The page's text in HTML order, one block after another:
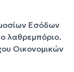
Εσόδων
λαθρεμπόριο.
Οικονομικών